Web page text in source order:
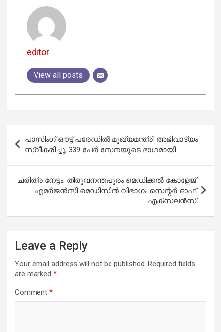
editor
View all posts
navigation
പാസിംഗ് ഔട്ട് പരേഡില്‍ മുഖ്യമന്ത്രി അഭിവാദ്യം
സ്വീകരിച്ചു; 339 പേര്‍ സേനയുടെ ഭാഗമായി
ചരിത്ര നേട്ടം: തിരുവനന്തപുരം മെഡിക്കല്‍ കോളേജ്
എമര്‍ജന്‍സി മെഡിസിന്‍ വിഭാഗം സെന്റര്‍ ഓഫ്
എക്‌സലന്‍സ്
Leave a Reply
Your email address will not be published. Required fields
are marked *
Comment *